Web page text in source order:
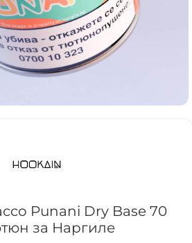
Punani Dry Base 70
за Наргиле